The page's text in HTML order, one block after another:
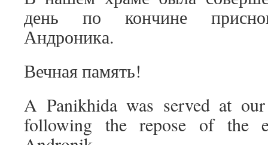
день по кончине
Андроника.
Вечная память!
A Panikhida was served at
following the repose of the